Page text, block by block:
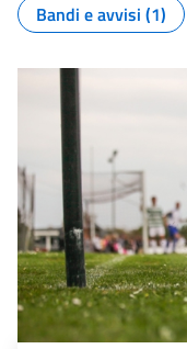
Bandi e avvisi (1)